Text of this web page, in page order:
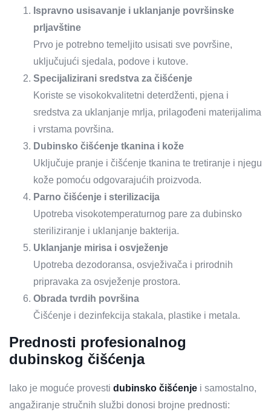
Ispravno usisavanje i uklanjanje površinske
prljavštine
Prvo je potrebno temeljito usisati sve površine,
uključujući sjedala, podove i kutove.
Specijalizirani sredstva za čišćenje
Koriste se visokokvalitetni deterdženti, pjena i
sredstva za uklanjanje mrlja, prilagođeni materijalima
i vrstama površina.
Dubinsko čišćenje tkanina i kože
Uključuje pranje i čišćenje tkanina te tretiranje i njegu
kože pomoću odgovarajućih proizvoda.
Parno čišćenje i sterilizacija
Upotreba visokotemperaturnog pare za dubinsko
steriliziranje i uklanjanje bakterija.
Uklanjanje mirisa i osvježenje
Upotreba dezodoransa, osvježivača i prirodnih
pripravaka za osvježenje prostora.
Obrada tvrdih površina
Čišćenje i dezinfekcija stakala, plastike i metala.
Prednosti profesionalnog
dubinskog čišćenja
Iako je moguće provesti dubinsko čišćenje i samostalno,
angažiranje stručnih službi donosi brojne prednosti: